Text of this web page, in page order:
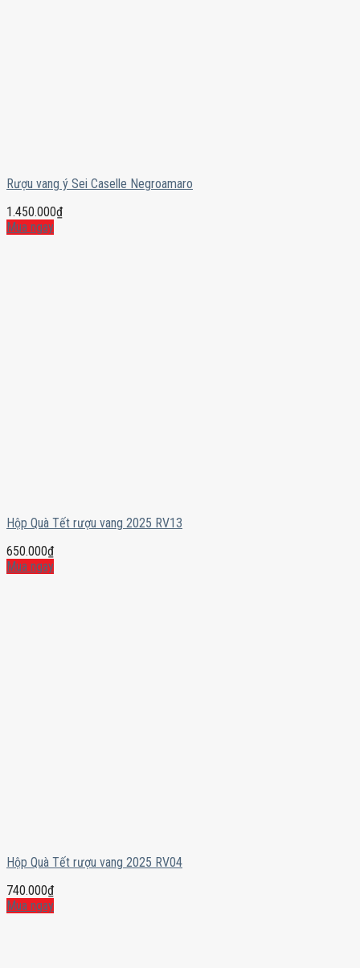
Rượu vang ý Sei Caselle Negroamaro
1.450.000₫
Mua ngay
Hộp Quà Tết rượu vang 2025 RV13
650.000₫
Mua ngay
Hộp Quà Tết rượu vang 2025 RV04
740.000₫
Mua ngay